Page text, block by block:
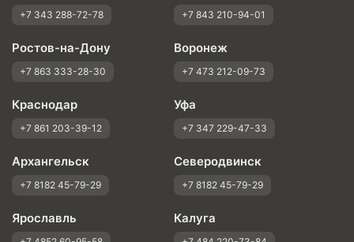
+7 343 288-72-78 +7 843 210-94-01
Ростов-на-Дону
+7 863 333-28-30
Воронеж
+7 473 212-09-73
Краснодар
+7 861 203-39-12
Уфа
+7 347 229-47-33
Архангельск
+7 8182 45-79-29
Северодвинск
+7 8182 45-79-29
Ярославль Калуга